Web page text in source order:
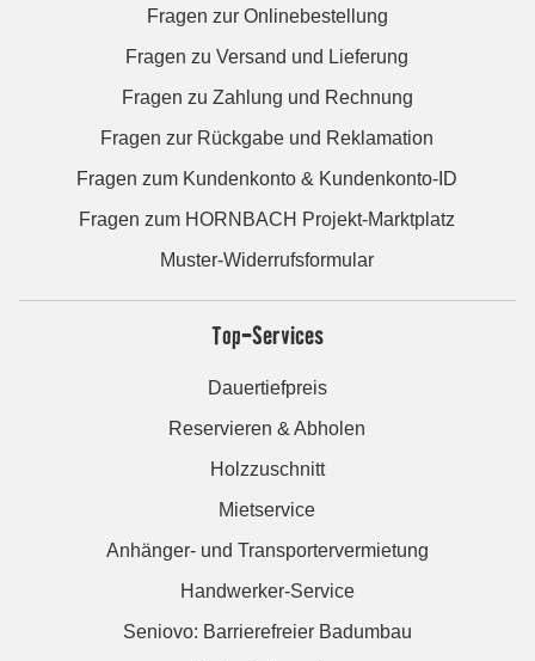
Fragen zur Onlinebestellung
Fragen zu Versand und Lieferung
Fragen zu Zahlung und Rechnung
Fragen zur Rückgabe und Reklamation
Fragen zum Kundenkonto & Kundenkonto-ID
Fragen zum HORNBACH Projekt-Marktplatz
Muster-Widerrufsformular
Top-Services
Dauertiefpreis
Reservieren & Abholen
Holzzuschnitt
Mietservice
Anhänger- und Transportervermietung
Handwerker-Service
Seniovo: Barrierefreier Badumbau